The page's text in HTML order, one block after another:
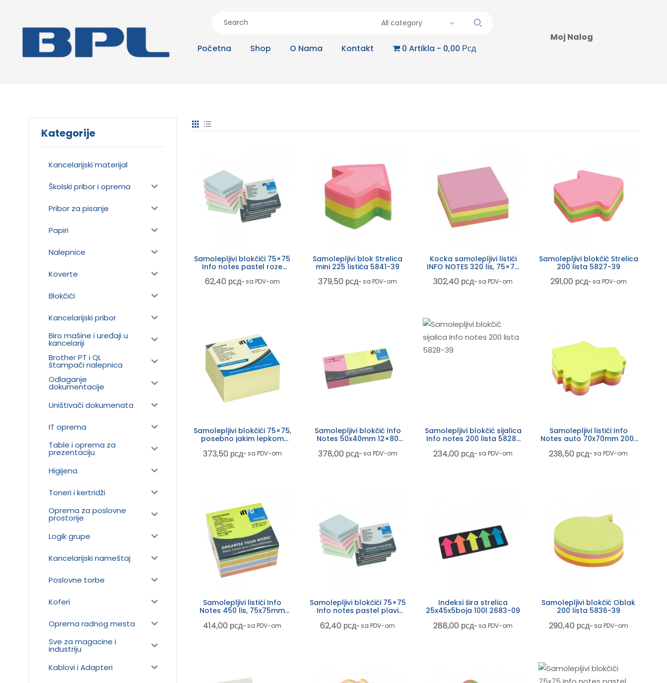
All category
Početna Shop O Nama Kontakt 0 Artikla 0,00 Рсд
Moj Nalog
Samolepljivi blokčići 75×75
Info notes pastel roze
62,40 рсд~ sa PDV-om
Samolepljivi blok Strelica
mini 225 listića 5841-39
379,50 рсд~ sa PDV-om
Kocka samolepljivi listići
INFO NOTES 320 lis, 75×75
302,40 рсд~ sa PDV-om
Samolepljivi blokčić Strelica
200 lista 5827-39
291,00 рсд~ sa PDV-om
Samolepljivi blokčići 75×75,
posebno jakim lepkom
PN
373,50 рсд~ sa PDV-om
Samolepljivi blokčić Info
Notes 50x40mm 12×80
378,00 рсд~ sa PDV-om
Samolepljivi blokčić sijalica
Info notes 200 lista 5828-
234,00 рсд~ sa PDV-om
Samolepljivi listići Info
Notes auto 70x70mm 200L
238,50 рсд~ sa PDV-om
Samolepljivi listići Info
Notes 450 lis, 75x75mm
414,00 рсд~ sa PDV-om
Samolepljivi blokčići 75×75
Info notes pastel plavi
62,40 рсд~ sa PDV-om
Indeksi šira strelica
25x45x5boja 100l 2683-09
288,00 рсд~ sa PDV-om
Samolepljivi blokčić Oblak
200 lista 5836-39
290,40 рсд~ sa PDV-om
Kategorije
Kancelarijski materijal
Školski pribor i oprema
Pribor za pisanje
Papiri
Nalepnice
Koverte
Blokčići
Kancelarijski pribor
Biro mašine i uređaji u
kancelariji
Brother PT i QL
štampači nalepnica
Odlaganje
dokumentacije
Uništivači dokumenata
IT oprema
Table i oprema za
prezentaciju
Higijena
Toneri i kertridži
Oprema za poslovne
prostorije
Logik grupe
Kancelarijski nameštaj
Poslovne torbe
Koferi
Oprema radnog mesta
Sve za magacine i
industriju
Kablovi i Adapteri